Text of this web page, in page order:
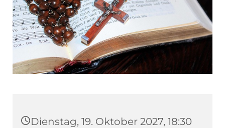
Dienstag, 19. Oktober 2027, 18:30